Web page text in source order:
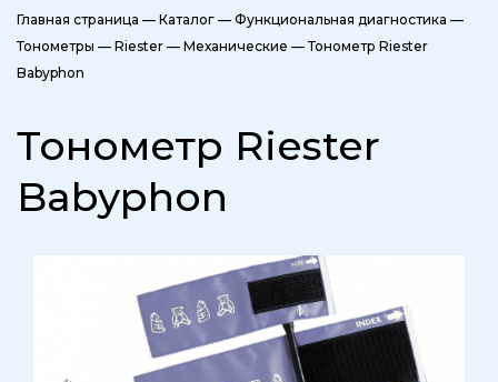
Главная страница — Каталог — Функциональная диагностика —
Тонометры — Riester — Механические — Тонометр Riester
Babyphon
Тонометр Riester
Babyphon